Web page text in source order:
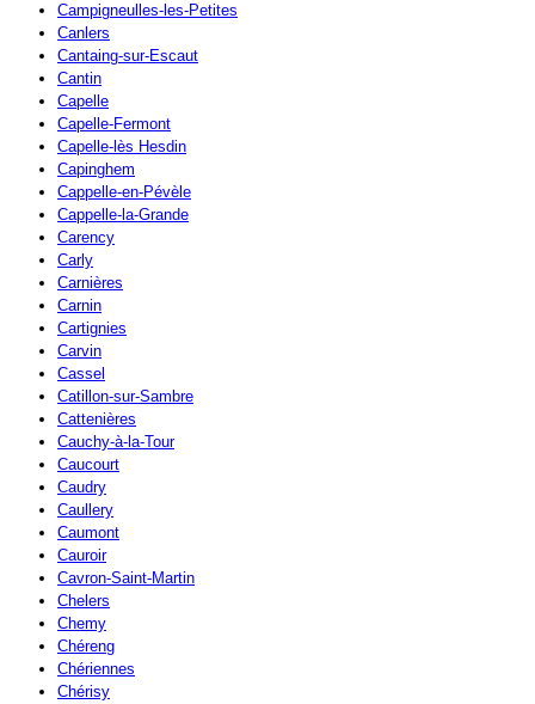
Campigneulles-les-Petites
Canlers
Cantaing-sur-Escaut
Cantin
Capelle
Capelle-Fermont
Capelle-lès Hesdin
Capinghem
Cappelle-en-Pévèle
Cappelle-la-Grande
Carency
Carly
Carnières
Carnin
Cartignies
Carvin
Cassel
Catillon-sur-Sambre
Cattenières
Cauchy-à-la-Tour
Caucourt
Caudry
Caullery
Caumont
Cauroir
Cavron-Saint-Martin
Chelers
Chemy
Chéreng
Chériennes
Chérisy